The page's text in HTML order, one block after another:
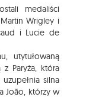
medaliści
Wrigley i
i Lucie de
utytułowaną
Paryża, która
silna
João, którzy w